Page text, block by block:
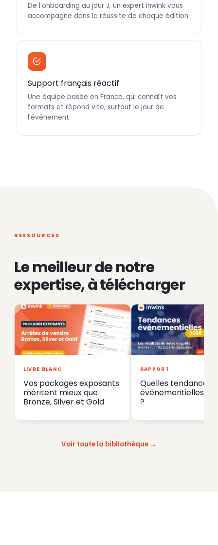
De l’onboarding au jour J, un expert inwink vous
accompagne dans la réussite de chaque édition.
Support français réactif
Une équipe basée en France, qui connaît vos
formats et répond vite, surtout le jour de
l’événement.
RESSOURCES
Le meilleur de notre
expertise, à télécharger
LIVRE BLANC
Vos packages exposants
méritent mieux que
Bronze, Silver et Gold
RAPPORT
Quelles tendances
événementielles en
?
Voir toute la bibliothèque